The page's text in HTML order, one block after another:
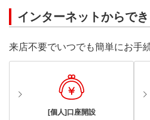
インターネットからで
来店不要でいつでも簡単にお手
[個人]口座開設